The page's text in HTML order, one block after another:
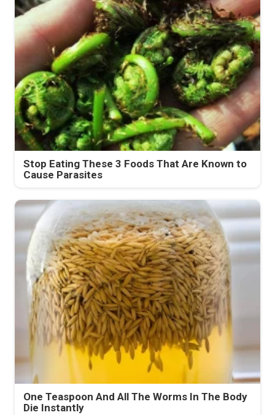
Stop Eating These 3 Foods That Are Known to
Cause Parasites
One Teaspoon And All The Worms In The Body
Die Instantly